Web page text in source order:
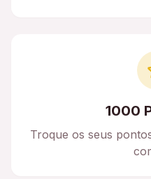
1000
Troque os seus